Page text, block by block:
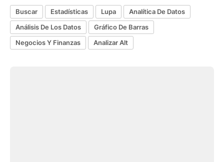
Buscar Estadísticas Lupa
Analítica De Datos
Análisis De Los Datos
Gráfico De Barras
Negocios Y Finanzas
Analizar Alt